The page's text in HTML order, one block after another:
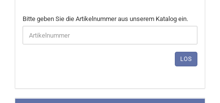
BITTE
GEBEN
SIE
DIE
EIN.
Bitte geben Sie die Artikelnummer aus unserem Katalog ein.
LOS